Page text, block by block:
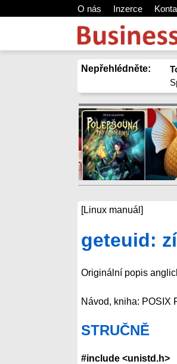
O nás Inzerce
Nepřehlédněte:
[Linux manuál]
geteuid:
Originální popis
Návod, kniha: POSIX
STRUČNĚ
#include <unistd.h>